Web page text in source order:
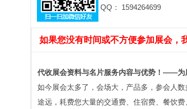
QQ： 1594264699
如果您没有时间或不方便参加展会，
代收展会资料与名片服务内容与优势！——为
如今展会太多了，会场大，产品多，参会人
途远，耗费您大量的交通费、住宿费、餐饮